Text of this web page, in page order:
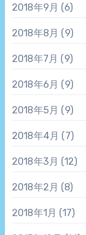
2018年9月 (6)
2018年8月 (9)
2018年7月 (9)
2018年6月 (9)
2018年5月 (9)
2018年4月 (7)
2018年3月 (12)
2018年2月 (8)
2018年1月 (17)